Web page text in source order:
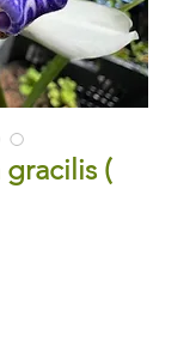
(